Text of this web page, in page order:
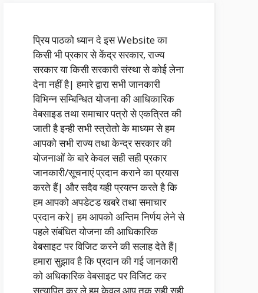
प्रिय पाठको ध्यान दे इस Website का
किसी भी प्रकार से केंद्र सरकार, राज्य
सरकार या किसी सरकारी संस्था से कोई लेना
देना नहीं है| हमारे द्वारा सभी जानकारी
विभिन्न सम्बिन्धित योजना की आधिकारिक
वेबसाइड तथा समाचार पत्रो से एकत्रित की
जाती है इन्ही सभी स्त्रोतो के माध्यम से हम
आपको सभी राज्य तथा केन्द्र सरकार की
योजनाओं के बारे केवल सही सही प्रकार
जानकारी/सूचनाएं प्रदान कराने का प्रयास
करते हैं| और सदैव यही प्रयत्न करते है कि
हम आपको अपडेटड खबरे तथा समाचार
प्रदान करे| हम आपको अन्तिम निर्णय लेने से
पहले संबंधित योजना की आधिकारिक
वेबसाइट पर विजिट करने की सलाह देते हैं|
हमारा सुझाव है कि प्रदान की गई जानकारी
को अधिकारिक वेबसाइट पर विजिट कर
सत्यापित कर ले हम केवल आप तक सही सही